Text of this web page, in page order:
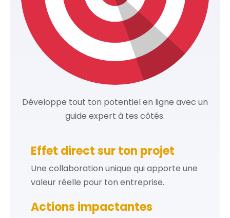
Développe tout ton potentiel en ligne avec un
guide expert à tes côtés.
Effet direct sur ton projet
Une collaboration unique qui apporte une
valeur réelle pour ton entreprise.
Actions impactantes